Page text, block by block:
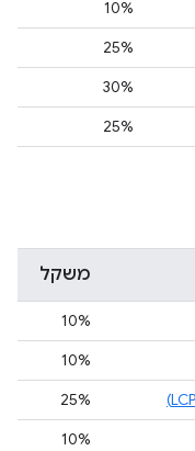
10%
25%
‎30%‎
25%
משקל
10%
10%
25%
10%